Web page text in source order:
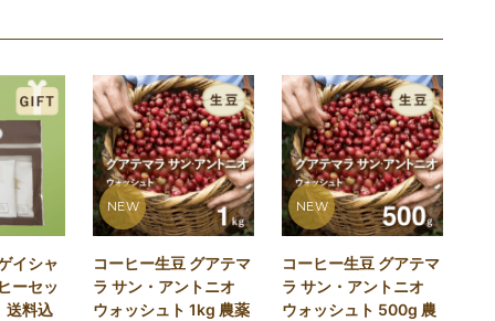
イシャ
ーセッ
送料込
NEW
コーヒー生豆 グアテマ
ラ サン・アントニオ
ウォッシュト 1kg 農薬
NEW
コーヒー生豆 グアテマ
ラ サン・アントニオ
ウォッシュト 500g 農